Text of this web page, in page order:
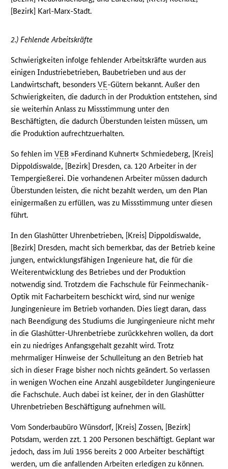
[Bezirk] Karl-Marx-Stadt.
2.) Fehlende Arbeitskräfte
Schwierigkeiten infolge fehlender Arbeitskräfte wurden aus
einigen Industriebetrieben, Baubetrieben und aus der
Landwirtschaft, besondersVE-Gütern bekannt. Außer den
Schwierigkeiten, die dadurch in der Produktion entstehen, sind
sie weiterhin Anlass zu Missstimmung unter den
Beschäftigten, die dadurch Überstunden leisten müssen, um
die Produktion aufrechtzuerhalten.
So fehlen imVEB »Ferdinand Kuhnert« Schmiedeberg, [Kreis]
Dippoldiswalde, [Bezirk] Dresden, ca. 120 Arbeiter in der
Tempergießerei. Die vorhandenen Arbeiter müssen dadurch
Überstunden leisten, die nicht bezahlt werden, um den Plan
einigermaßen zu erfüllen, was zu Missstimmung unter diesen
führt.
In den Glashütter Uhrenbetrieben, [Kreis] Dippoldiswalde,
[Bezirk] Dresden, macht sich bemerkbar, das der Betrieb keine
jungen, entwicklungsfähigen Ingenieure hat, die für die
Weiterentwicklung des Betriebes und der Produktion
notwendig sind. Trotzdem die Fachschule für Feinmechanik-
Optik mit Facharbeitern beschickt wird, sind nur wenige
Jungingenieure im Betrieb vorhanden. Dies liegt daran, dass
nach Beendigung des Studiums die Jungingenieure nicht mehr
in die Glashütter-Uhrenbetriebe zurückkehren wollen, da dort
ein zu niedriges Anfangsgehalt gezahlt wird. Trotz
mehrmaliger Hinweise der Schulleitung an den Betrieb hat
sich in dieser Frage bisher noch nichts geändert. So verlassen
in wenigen Wochen eine Anzahl ausgebildeter Jungingenieure
die Fachschule. Auch dabei ist keiner, der in den Glashütter
Uhrenbetrieben Beschäftigung aufnehmen will.
Vom Sonderbaubüro Wünsdorf, [Kreis] Zossen, [Bezirk]
Potsdam, werden zzt. 1 200 Personen beschäftigt. Geplant war
jedoch, dass im Juli 1956 bereits 2 000 Arbeiter beschäftigt
werden, um die anfallenden Arbeiten erledigen zu können.